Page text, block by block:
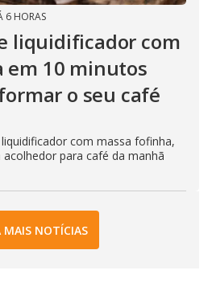
6 HORAS
liquidificador com
em 10 minutos
o seu café
com massa fofinha,
para café da manhã
MAIS NOTÍCIAS